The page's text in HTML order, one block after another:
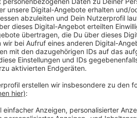
gibt. Alle
vor Starkregen und
Veröffentlicht:Freitag,
Anzeige